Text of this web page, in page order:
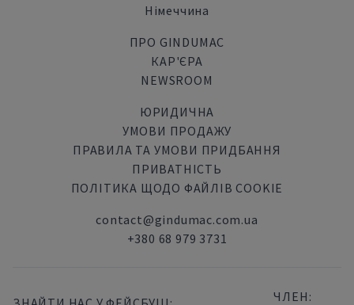
Німеччина
ПРО GINDUMAC
КАР'ЄРА
NEWSROOM
ЮРИДИЧНА
УМОВИ ПРОДАЖУ
ПРАВИЛА ТА УМОВИ ПРИДБАННЯ
ПРИВАТНІСТЬ
ПОЛІТИКА ЩОДО ФАЙЛІВ COOKIE
contact@gindumac.com.ua
+380 68 979 3731
ЧЛЕН: